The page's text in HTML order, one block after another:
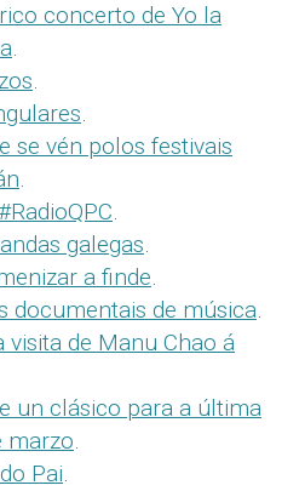
concerto de Yo la
.
.
.
se vén polos festivais
.
.
galegas.
a finde.
documentais de música.
de Manu Chao á
un clásico para a última
marzo.
Pai.